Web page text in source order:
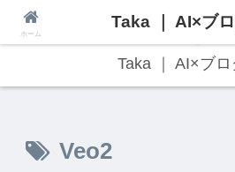
最新のAI技術・Web3トレンドを
Taka ｜ AI×ブ
Veo2
ホーム
Taka ｜ AI×ブ